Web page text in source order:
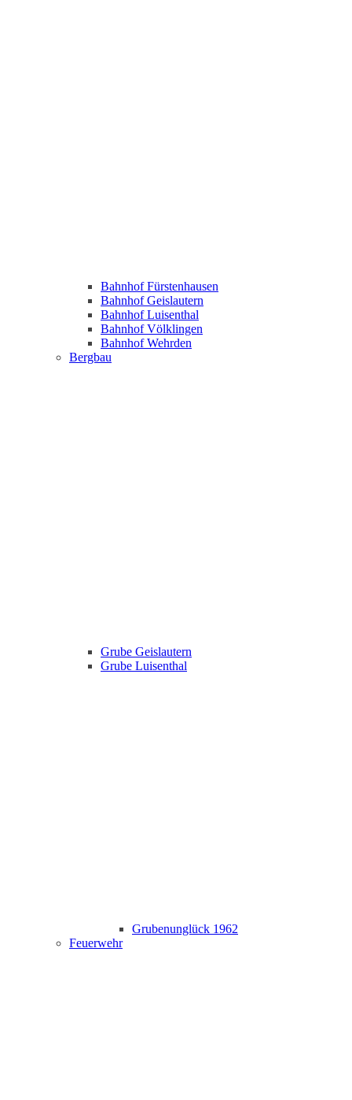
Bahnhof Fürstenhausen
Bahnhof Geislautern
Bahnhof Luisenthal
Bahnhof Völklingen
Bahnhof Wehrden
Bergbau
Grube Geislautern
Grube Luisenthal
Grubenunglück 1962
Feuerwehr